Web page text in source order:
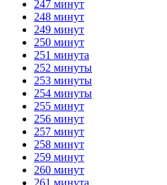
247 минут
248 минут
249 минут
250 минут
251 минута
252 минуты
253 минуты
254 минуты
255 минут
256 минут
257 минут
258 минут
259 минут
260 минут
261 минута